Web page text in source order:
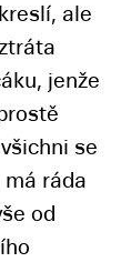
ale
jenže
se
ráda
od